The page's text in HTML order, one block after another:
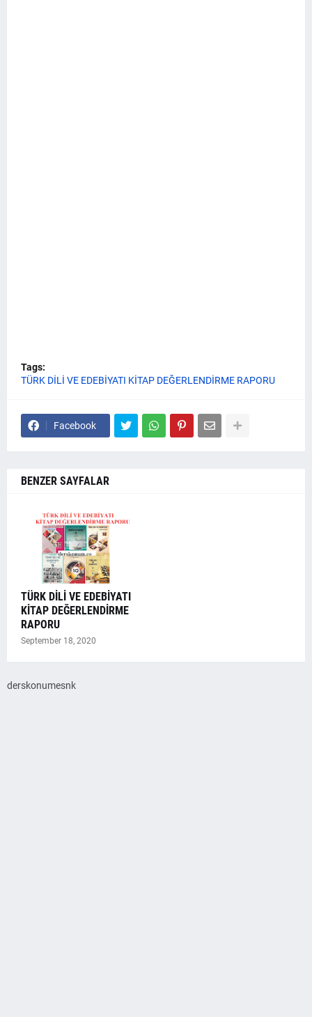
Tags:
TÜRK DİLİ VE EDEBİYATI KİTAP DEĞERLENDİRME RAPORU
Facebook
BENZER SAYFALAR
TÜRK DİLİ VE EDEBİYATI
KİTAP DEĞERLENDİRME
RAPORU
September 18, 2020
derskonumesnk